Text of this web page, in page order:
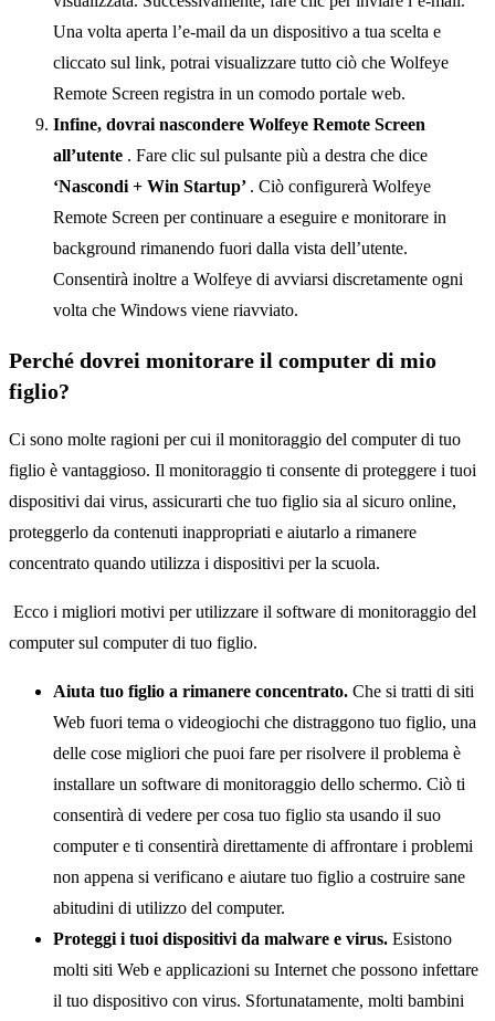
Una volta aperta l’e-mail da un dispositivo a tua scelta e
cliccato sul link, potrai visualizzare tutto ciò che Wolfeye
Remote Screen registra in un comodo portale web.
Infine, dovrai nascondere Wolfeye Remote Screen
all’utente . Fare clic sul pulsante più a destra che dice
‘Nascondi + Win Startup’ . Ciò configurerà Wolfeye
Remote Screen per continuare a eseguire e monitorare in
background rimanendo fuori dalla vista dell’utente.
Consentirà inoltre a Wolfeye di avviarsi discretamente ogni
volta che Windows viene riavviato.
Perché dovrei monitorare il computer di mio
figlio?
Ci sono molte ragioni per cui il monitoraggio del computer di tuo
figlio è vantaggioso. Il monitoraggio ti consente di proteggere i tuoi
dispositivi dai virus, assicurarti che tuo figlio sia al sicuro online,
proteggerlo da contenuti inappropriati e aiutarlo a rimanere
concentrato quando utilizza i dispositivi per la scuola.
Ecco i migliori motivi per utilizzare il software di monitoraggio del
computer sul computer di tuo figlio.
Aiuta tuo figlio a rimanere concentrato. Che si tratti di siti
Web fuori tema o videogiochi che distraggono tuo figlio, una
delle cose migliori che puoi fare per risolvere il problema è
installare un software di monitoraggio dello schermo. Ciò ti
consentirà di vedere per cosa tuo figlio sta usando il suo
computer e ti consentirà direttamente di affrontare i problemi
non appena si verificano e aiutare tuo figlio a costruire sane
abitudini di utilizzo del computer.
Proteggi i tuoi dispositivi da malware e virus. Esistono
molti siti Web e applicazioni su Internet che possono infettare
il tuo dispositivo con virus. Sfortunatamente, molti bambini